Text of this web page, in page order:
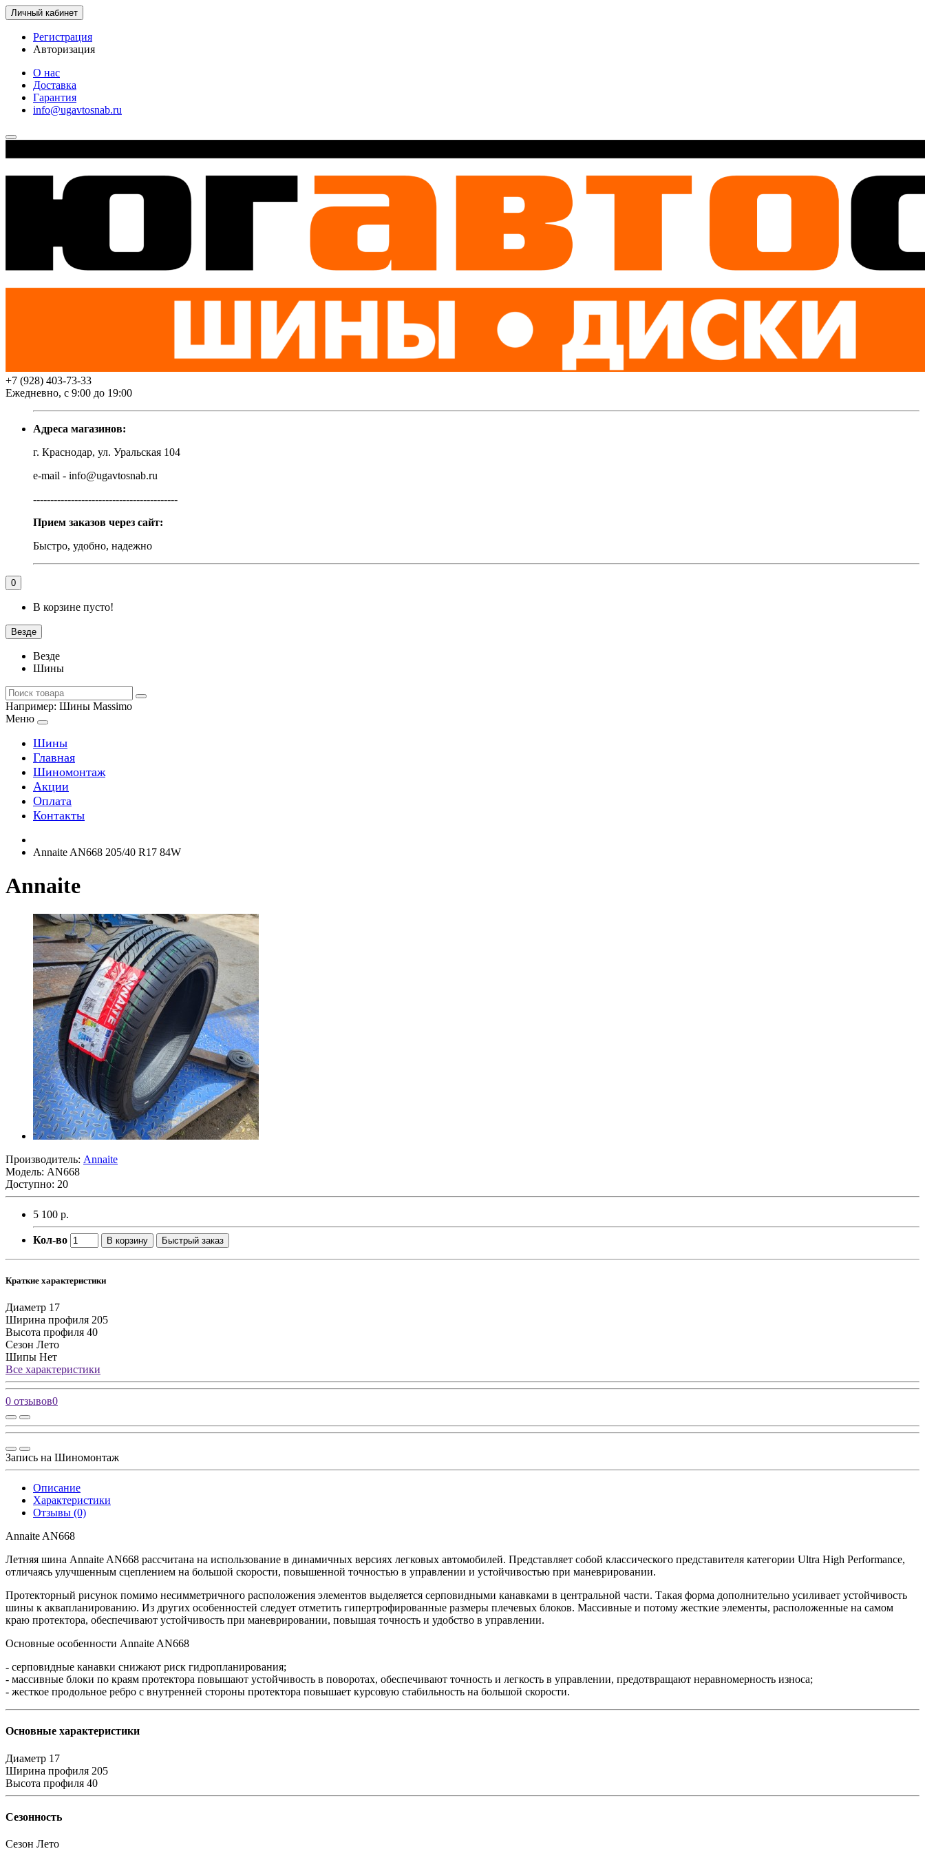
Личный кабинет
Регистрация
Авторизация
О нас
Доставка
Гарантия
info@ugavtosnab.ru
+7 (928) 403-73-33
Ежедневно, с 9:00 до 19:00
Адреса магазинов:
г. Краснодар, ул. Уральская 104
e-mail - info@ugavtosnab.ru
------------------------------------------
Прием заказов через сайт:
Быстро, удобно, надежно
0
В корзине пусто!
Везде
Везде
Шины
Например: Шины Massimo
Меню
Шины
Главная
Шиномонтаж
Акции
Оплата
Контакты
Annaite AN668 205/40 R17 84W
Annaite
Производитель: Annaite
Модель: AN668
Доступно: 20
5 100 р.
Кол-во В корзину Быстрый заказ
Краткие характеристики
Диаметр 17
Ширина профиля 205
Высота профиля 40
Сезон Лето
Шипы Нет
Все характеристики
0 отзывов0
Запись на Шиномонтаж
Описание
Характеристики
Отзывы (0)
Annaite AN668
Летняя шина Annaite AN668 рассчитана на использование в динамичных версиях легковых автомобилей. Представляет собой классического представителя категории Ultra High Performance,
отличаясь улучшенным сцеплением на большой скорости, повышенной точностью в управлении и устойчивостью при маневрировании.
Протекторный рисунок помимо несимметричного расположения элементов выделяется серповидными канавками в центральной части. Такая форма дополнительно усиливает устойчивость
шины к аквапланированию. Из других особенностей следует отметить гипертрофированные размеры плечевых блоков. Массивные и потому жесткие элементы, расположенные на самом
краю протектора, обеспечивают устойчивость при маневрировании, повышая точность и удобство в управлении.
Основные особенности Annaite AN668
- серповидные канавки снижают риск гидропланирования;
- массивные блоки по краям протектора повышают устойчивость в поворотах, обеспечивают точность и легкость в управлении, предотвращают неравномерность износа;
- жесткое продольное ребро с внутренней стороны протектора повышает курсовую стабильность на большой скорости.
Основные характеристики
Диаметр 17
Ширина профиля 205
Высота профиля 40
Сезонность
Сезон Лето